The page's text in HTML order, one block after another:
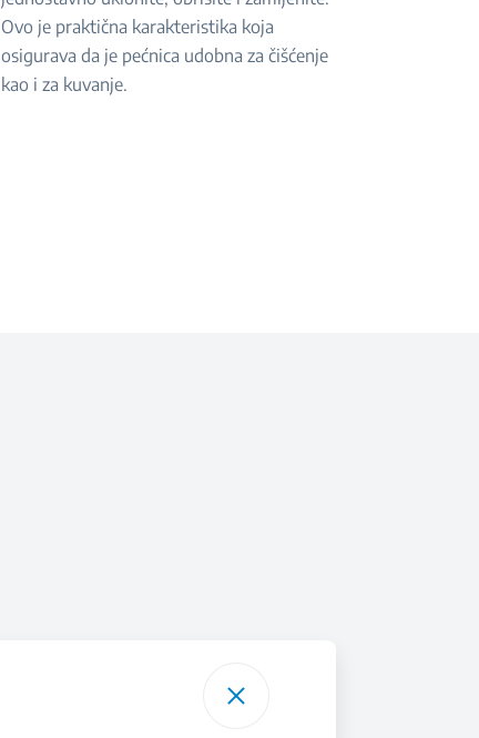
Ovo je praktična karakteristika koja
osigurava da je pećnica udobna za čišćenje
kao i za kuvanje.